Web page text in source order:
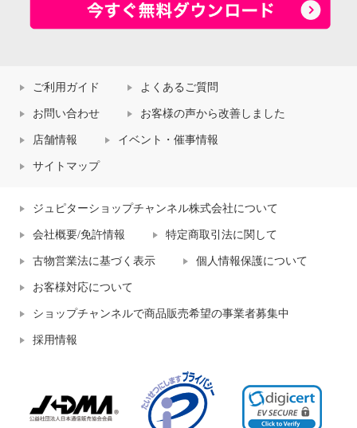
ご利用ガイド よくあるご質問
お問い合わせ お客様の声から改善しました
店舗情報 イベント・催事情報
サイトマップ
ジュピターショップチャンネル株式会社について
会社概要/免許情報 特定商取引法に関して
古物営業法に基づく表示 個人情報保護について
お客様対応について
ショップチャンネルで商品販売希望の事業者募集中
採用情報